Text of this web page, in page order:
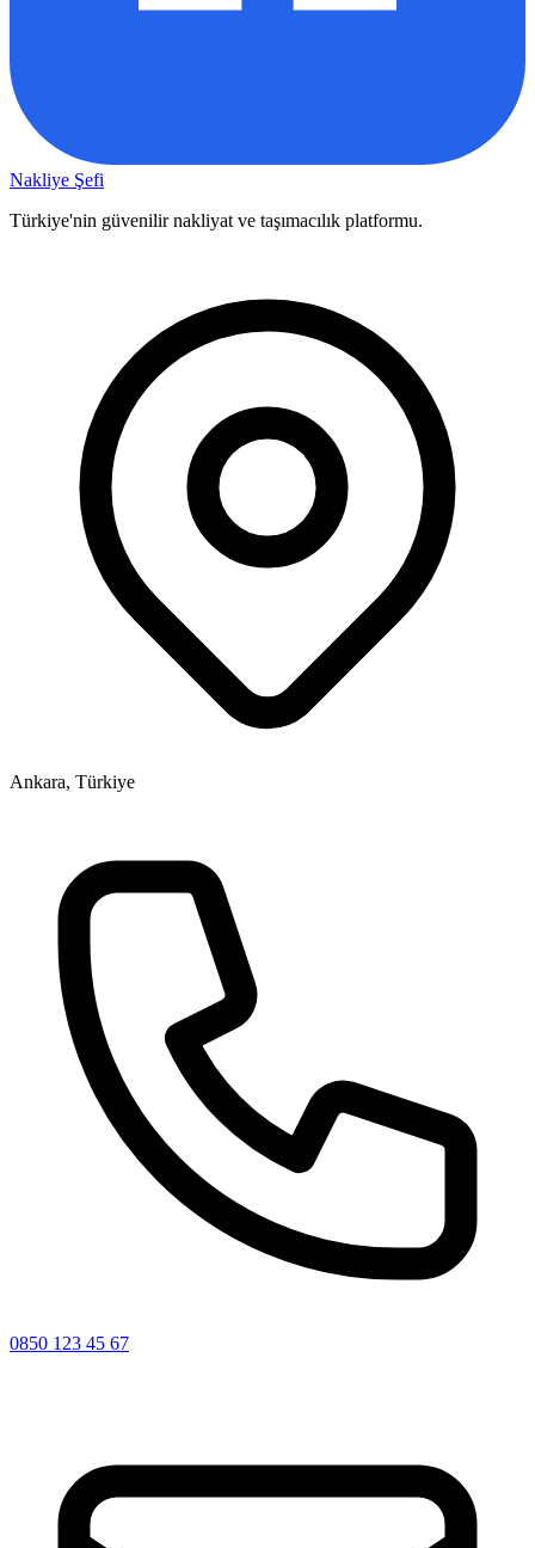
Nakliye Şefi
Türkiye'nin güvenilir nakliyat ve taşımacılık platformu.
Ankara, Türkiye
0850 123 45 67